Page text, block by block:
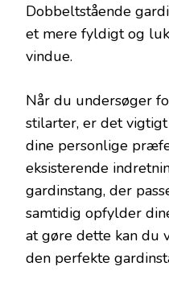
Dobbeltstående
et mere fyldigt og
vindue.
Når du undersøger
stilarter, er det
dine personlige
eksisterende
gardinstang, der
samtidig opfylder
at gøre dette kan du
den perfekte